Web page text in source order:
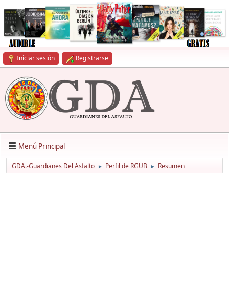
Iniciar sesión Registrarse
Menú Principal
GDA.-Guardianes Del Asfalto ► Perfil de RGUB ► Resumen